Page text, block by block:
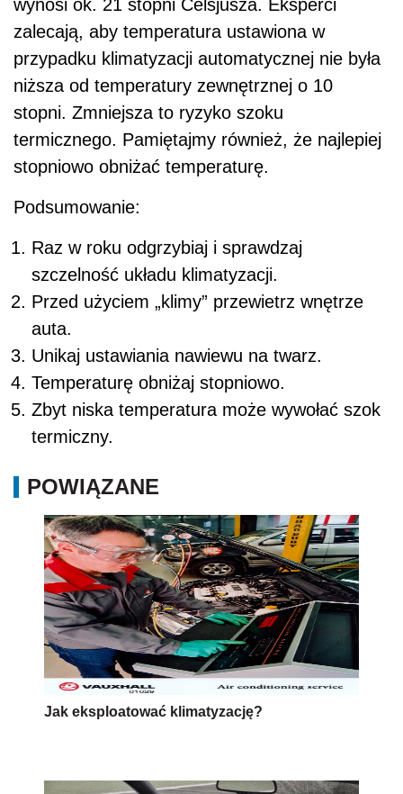
wynosi ok. 21 stopni Celsjusza. Eksperci
zalecają, aby temperatura ustawiona w
przypadku klimatyzacji automatycznej nie była
niższa od temperatury zewnętrznej o 10
stopni. Zmniejsza to ryzyko szoku
termicznego. Pamiętajmy również, że najlepiej
stopniowo obniżać temperaturę.
Podsumowanie:
Raz w roku odgrzybiaj i sprawdzaj
szczelność układu klimatyzacji.
Przed użyciem „klimy” przewietrz wnętrze
auta.
Unikaj ustawiania nawiewu na twarz.
Temperaturę obniżaj stopniowo.
Zbyt niska temperatura może wywołać szok
termiczny.
POWIĄZANE
Jak eksploatować klimatyzację?